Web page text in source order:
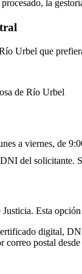
la
Urbel que
de Río Urbel
a viernes, de
del solicitante.
Esta
digital,
correo postal